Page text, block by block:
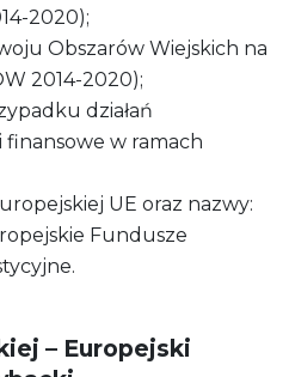
2020);
Obszarów Wiejskich na
2014-2020);
działań
w ramach
UE oraz nazwy:
Fundusze
– Europejski